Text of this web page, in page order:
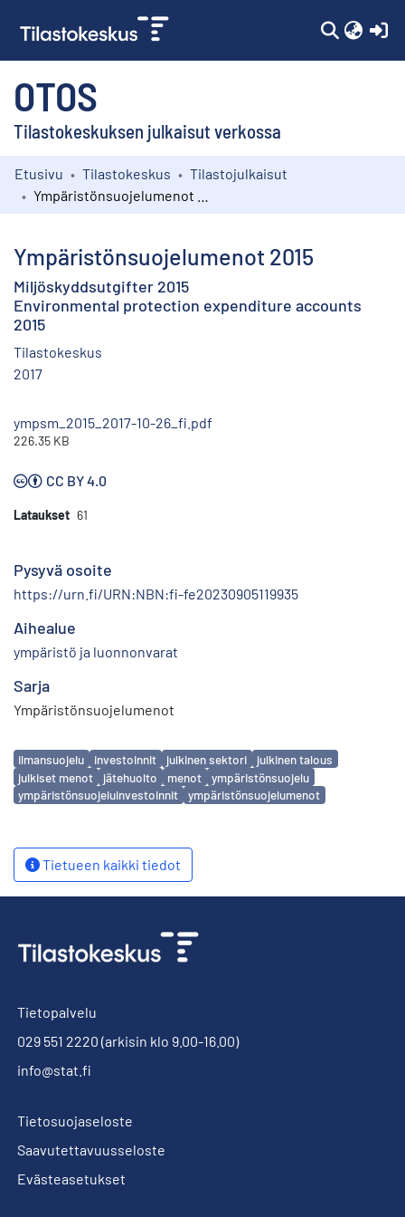
OTOS
Tilastokeskuksen julkaisut verkossa
Kokoelmat
Etusivu Tilastokeskus
Tilastojulkaisut
Ympäristönsuojelumenot 2015
Miljöskyddsutgifter 2015
Environmental protection expenditure accounts
2015
Tilastokeskus
2017
ympsm_2015_2017-10-26_fi.pdf
226.35 KB
CC BY 4.0
Lataukset 61
Pysyvä osoite
https://urn.fi/URN:NBN:fi-fe20230905119935
Aihealue
ympäristö ja luonnonvarat
Sarja
Ympäristönsuojelumenot
Avainsanat
ilmansuojelu investoinnit julkinen sektori
julkinen talous
julkiset menot
jätehuolto menot
ympäristönsuojelu
ympäristönsuojeluinvestoinnit
ympäristönsuojelumenot
Tietueen kaikki tiedot
Tietopalvelu
029 551 2220 (arkisin klo 9.00-16.00)
info@stat.fi
Tietosuojaseloste
Saavutettavuusseloste
Evästeasetukset